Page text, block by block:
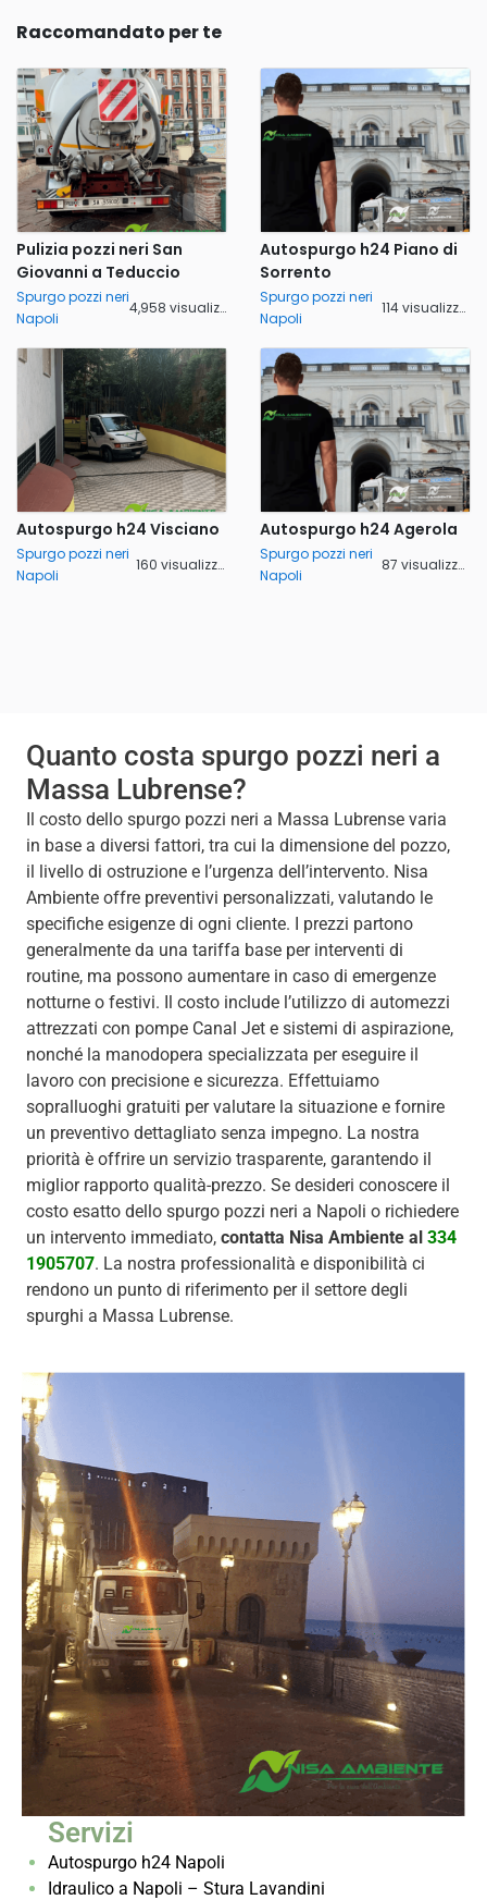
Raccomandato per te
Pulizia pozzi neri San
Giovanni a Teduccio
Spurgo pozzi neri
Napoli
4,958 visualizzazioni
Autospurgo h24 Piano di
Sorrento
Spurgo pozzi neri
Napoli
114 visualizzazioni
Autospurgo h24 Visciano
Spurgo pozzi neri
Napoli
160 visualizzazioni
Autospurgo h24 Agerola
Spurgo pozzi neri
Napoli
87 visualizzazioni
Quanto costa spurgo pozzi neri a
Massa Lubrense?
Il costo dello spurgo pozzi neri a Massa Lubrense varia
in base a diversi fattori, tra cui la dimensione del pozzo,
il livello di ostruzione e l’urgenza dell’intervento. Nisa
Ambiente offre preventivi personalizzati, valutando le
specifiche esigenze di ogni cliente. I prezzi partono
generalmente da una tariffa base per interventi di
routine, ma possono aumentare in caso di emergenze
notturne o festivi. Il costo include l’utilizzo di automezzi
attrezzati con pompe Canal Jet e sistemi di aspirazione,
nonché la manodopera specializzata per eseguire il
lavoro con precisione e sicurezza. Effettuiamo
sopralluoghi gratuiti per valutare la situazione e fornire
un preventivo dettagliato senza impegno. La nostra
priorità è offrire un servizio trasparente, garantendo il
miglior rapporto qualità-prezzo. Se desideri conoscere il
costo esatto dello spurgo pozzi neri a Napoli o richiedere
un intervento immediato, contatta Nisa Ambiente al 334
1905707. La nostra professionalità e disponibilità ci
rendono un punto di riferimento per il settore degli
spurghi a Massa Lubrense.
Servizi
Autospurgo h24 Napoli
Idraulico a Napoli – Stura Lavandini